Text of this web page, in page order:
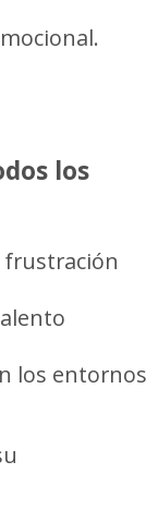
los
frustración
los entornos